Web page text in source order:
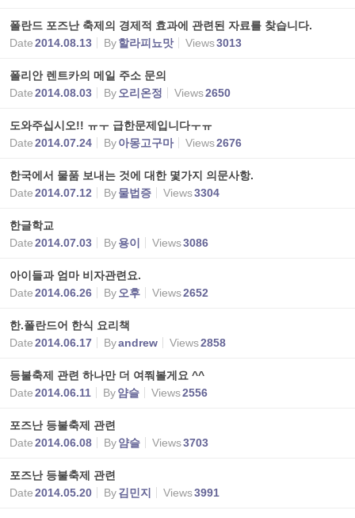
폴란드 포즈난 축제의 경제적 효과에 관련된 자료를 찾습니다.
Date2014.08.13 By할라피뇨맛 Views3013
폴리안 렌트카의 메일 주소 문의
Date2014.08.03 By 오리온정 Views2650
도와주십시오!! ㅠㅜ 급한문제입니다ㅜㅠ
Date2014.07.24 By아몽고구마 Views2676
한국에서 물품 보내는 것에 대한 몇가지 의문사항.
Date2014.07.12 By물법증 Views3304
한글학교
Date2014.07.03 By용이 Views3086
아이들과 엄마 비자관련요.
Date2014.06.26 By 오후 Views2652
한.폴란드어 한식 요리책
Date2014.06.17 Byandrew Views2858
등불축제 관련 하나만 더 여쭤볼게요 ^^
Date2014.06.11 By얌슬 Views2556
포즈난 등불축제 관련
Date2014.06.08 By얌슬 Views3703
포즈난 등불축제 관련
Date2014.05.20 By김민지 Views3991